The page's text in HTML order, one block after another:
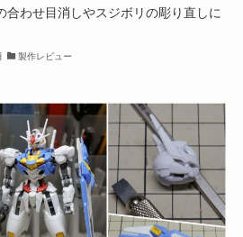
合わせ目消しやスジボリの彫り直しに
製作レビュー